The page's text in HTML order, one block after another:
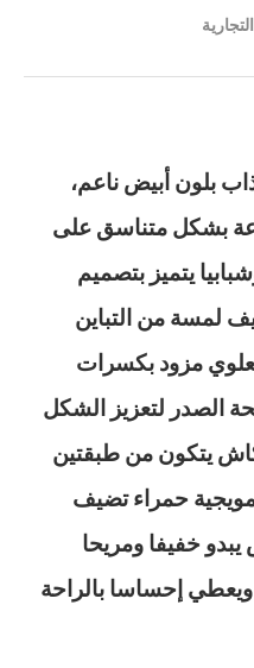
بلون أبيض ناعم،
بشكل متناسق على
يتميز بتصميم
لمسة من التباين
مزود بكسرات
الصدر لتعزيز الشكل
يتكون من طبقتين
حمراء تضيف
خفيفا ومريحا
إحساسا بالراحة